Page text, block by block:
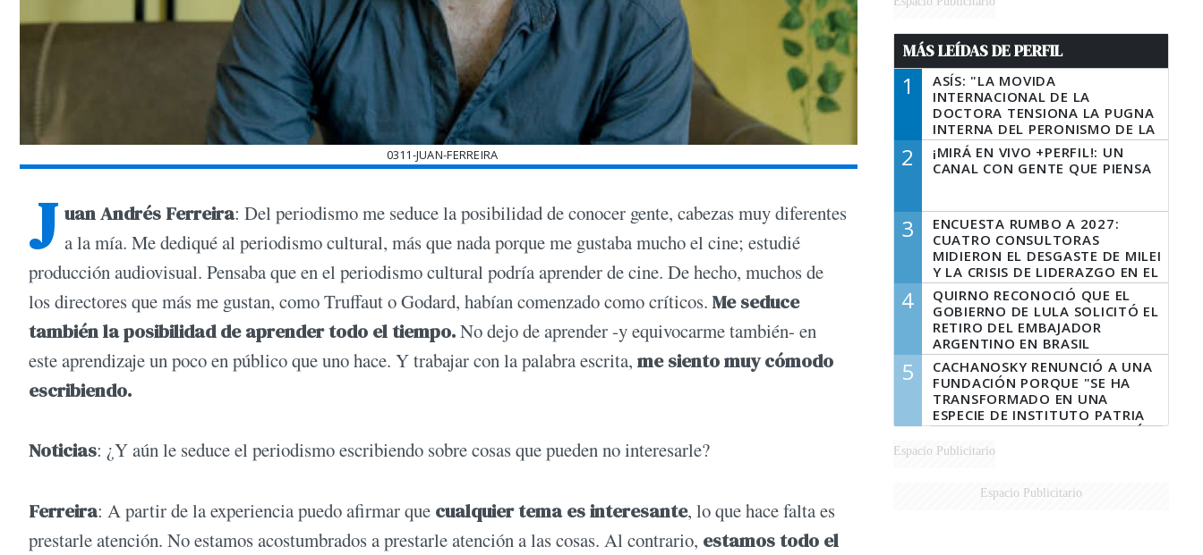
0311-JUAN-FERREIRA
J uan Andrés Ferreira: Del periodismo me seduce la posibilidad de conocer gente, ca­bezas muy diferentes
a la mía. Me dediqué al periodismo cultural, más que nada porque me gustaba mucho el cine; estudié
producción audiovisual. Pensaba que en el periodismo cultural podría aprender de cine. De hecho, muchos de
los directores que más me gustan, como Truffaut o Godard, habían comenzado como críticos. Me seduce
también la posibi­lidad de aprender todo el tiempo.No dejo de aprender -y equivocarme también- en
este aprendizaje un poco en público que uno hace. Y trabajar con la palabra escrita, me siento muy cómodo
escribiendo.
Noticias: ¿Y aún le seduce el periodismo escribiendo sobre cosas que pueden no in­teresarle?
Ferreira: A partir de la experiencia puedo afirmar que cualquier tema es interesante, lo que hace falta es
prestarle atención. No estamos acostumbrados a prestarle atención a las cosas. Al contrario, estamos todo el
MÁS LEÍDAS DE PERFIL
1
ASÍS: "LA MOVIDA
INTERNACIONAL DE LA
DOCTORA TENSIONA LA PUGNA
INTERNA DEL PERONISMO DE LA
PROVINCIA DEL PECADO"
2
¡MIRÁ EN VIVO +PERFIL!: UN
CANAL CON GENTE QUE PIENSA
3
ENCUESTA RUMBO A 2027:
CUATRO CONSULTORAS
MIDIERON EL DESGASTE DE MILEI
Y LA CRISIS DE LIDERAZGO EN EL
PERONISMO
4
QUIRNO RECONOCIÓ QUE EL
GOBIERNO DE LULA SOLICITÓ EL
RETIRO DEL EMBAJADOR
ARGENTINO EN BRASIL
5
CACHANOSKY RENUNCIÓ A UNA
FUNDACIÓN PORQUE "SE HA
TRANSFORMADO EN UNA
ESPECIE DE INSTITUTO PATRIA
INCONDICIONAL DE LA GESTIÓN
DE MILEI"
Espacio Publicitario
Espacio Publicitario